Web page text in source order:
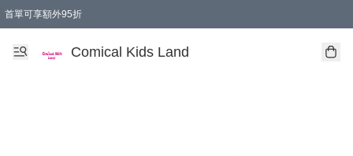
首單可享額外95折
Comical Kids Land